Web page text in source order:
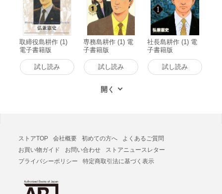
取締役島耕作 (1)
電子書籍版
試し読み
専務島耕作 (1) 電
子書籍版
試し読み
社長島耕作 (1) 電
子書籍版
試し読み
ストアTOP 会社概要 初めての方へ
よくあるご質問
お買い物ガイド
お問い合わせ
ストアニュースレター
プライバシーポリシー
特定商取引法に基づく表示